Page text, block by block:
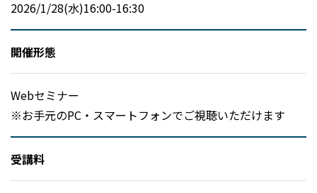
2026/1/28(水)16:00-16:30
開催形態
Webセミナー
※お手元のPC・スマートフォンでご視聴いただけます
受講料